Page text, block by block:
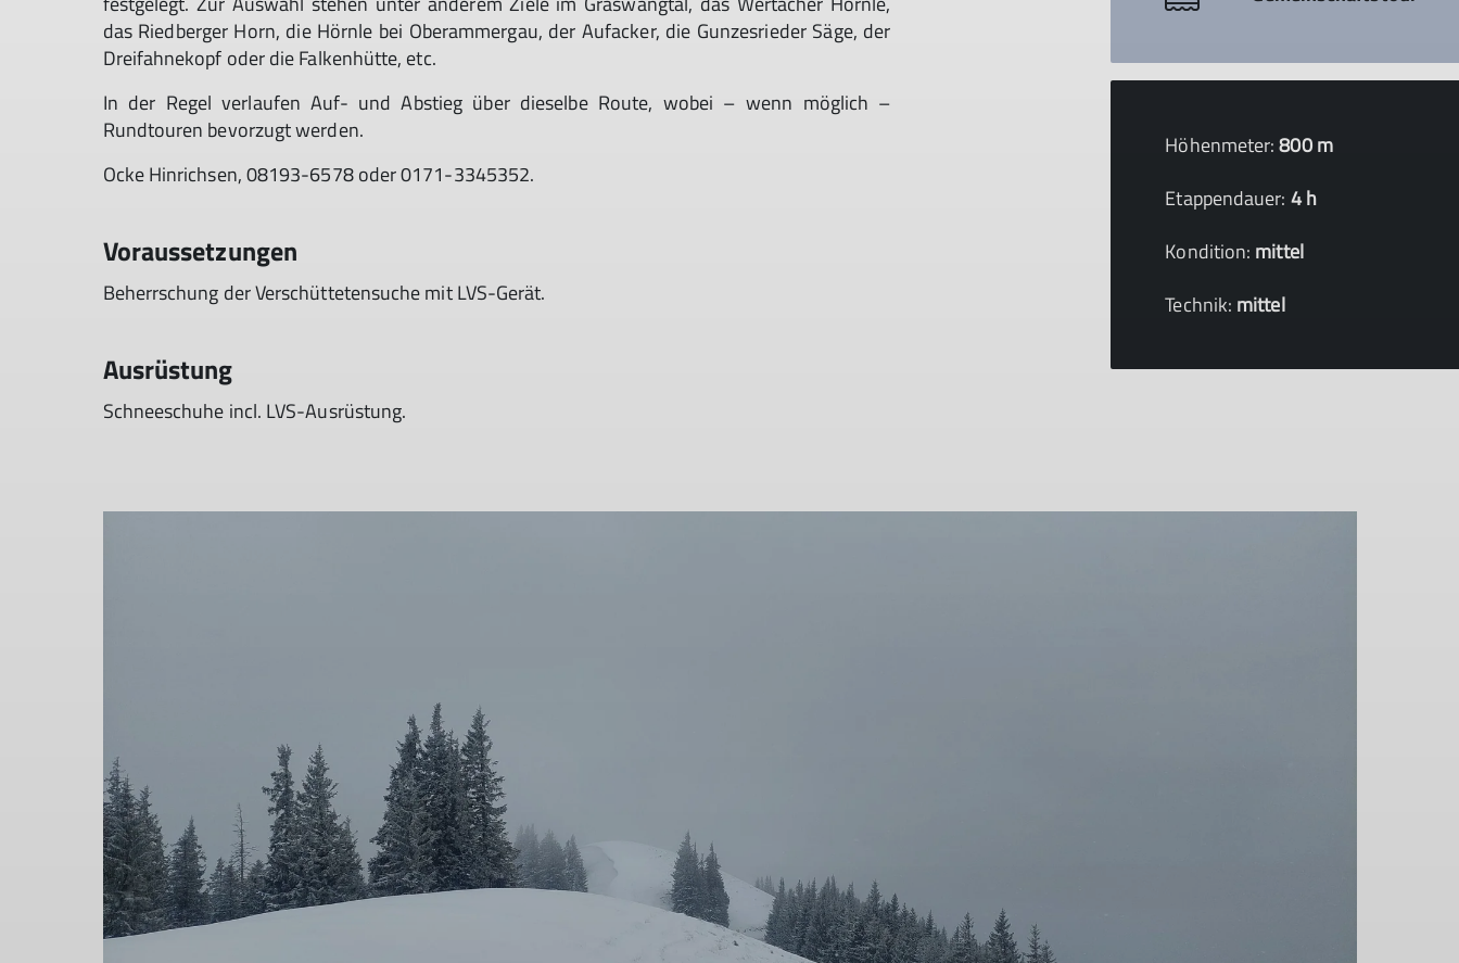
das Riedberger Horn, die Hörnle bei Oberammergau, der Aufacker, die Gunzesrieder Säge, der
Dreifahnekopf oder die Falkenhütte, etc.
In der Regel verlaufen Auf- und Abstieg über dieselbe Route, wobei – wenn möglich –
Rundtouren bevorzugt werden.
Ocke Hinrichsen, 08193-6578 oder 0171-3345352.
Voraussetzungen
Beherrschung der Verschüttetensuche mit LVS-Gerät.
Ausrüstung
Schneeschuhe incl. LVS-Ausrüstung.
Höhenmeter:800 m
Etappendauer: 4 h
Kondition: mittel
Technik: mittel